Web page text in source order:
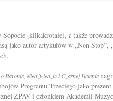
Sopocie (kilkakrotnie), a także
jako autor artykułów w „Non Stop”,
Baronie, Niedźwiedziu i Czarnej Helenie
Programu Trzeciego jako prezent
ZPAV i członkiem Akademii